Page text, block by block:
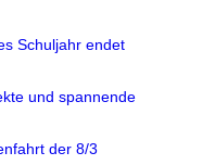
Schuljahr endet
und spannende
der 8/3